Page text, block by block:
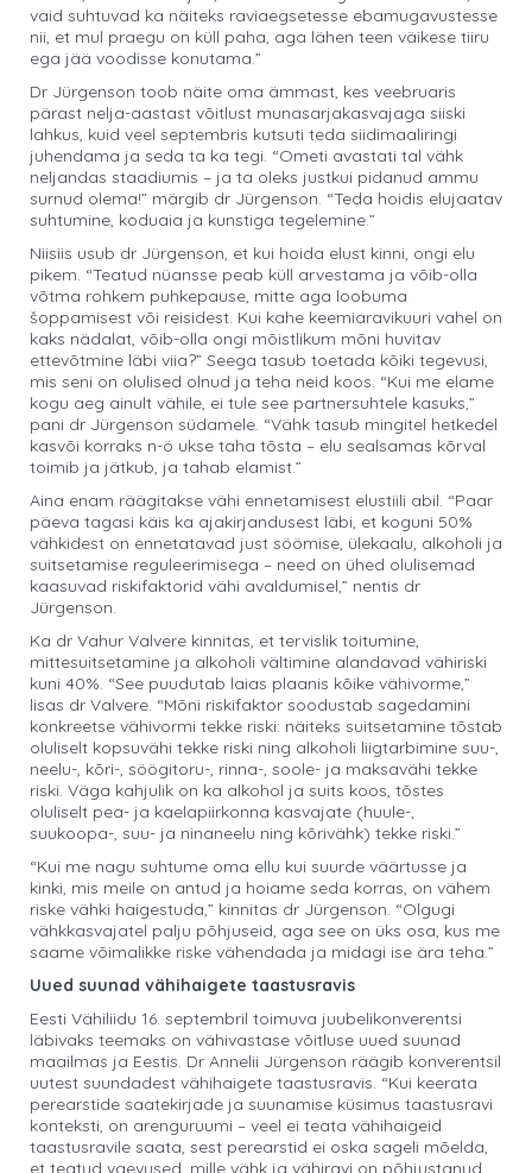
vaid suhtuvad ka näiteks raviaegsetesse ebamugavustesse
nii, et mul praegu on küll paha, aga lähen teen väikese tiiru
ega jää voodisse konutama.”
Dr Jürgenson toob näite oma ämmast, kes veebruaris
pärast nelja-aastast võitlust munasarjakasvajaga siiski
lahkus, kuid veel septembris kutsuti teda siidimaaliringi
juhendama ja seda ta ka tegi. “Ometi avastati tal vähk
neljandas staadiumis – ja ta oleks justkui pidanud ammu
surnud olema!” märgib dr Jürgenson. “Teda hoidis elujaatav
suhtumine, koduaia ja kunstiga tegelemine.”
Niisiis usub dr Jürgenson, et kui hoida elust kinni, ongi elu
pikem. “Teatud nüansse peab küll arvestama ja võib-olla
võtma rohkem puhkepause, mitte aga loobuma
šoppamisest või reisidest. Kui kahe keemiaravikuuri vahel on
kaks nädalat, võib-olla ongi mõistlikum mõni huvitav
ettevõtmine läbi viia?” Seega tasub toetada kõiki tegevusi,
mis seni on olulised olnud ja teha neid koos. “Kui me elame
kogu aeg ainult vähile, ei tule see partnersuhtele kasuks,”
pani dr Jürgenson südamele. “Vähk tasub mingitel hetkedel
kasvõi korraks n-ö ukse taha tõsta – elu sealsamas kõrval
toimib ja jätkub, ja tahab elamist.”
Aina enam räägitakse vähi ennetamisest elustiili abil. “Paar
päeva tagasi käis ka ajakirjandusest läbi, et koguni 50%
vähkidest on ennetatavad just söömise, ülekaalu, alkoholi ja
suitsetamise reguleerimisega – need on ühed olulisemad
kaasuvad riskifaktorid vähi avaldumisel,” nentis dr
Jürgenson.
Ka dr Vahur Valvere kinnitas, et tervislik toitumine,
mittesuitsetamine ja alkoholi vältimine alandavad vähiriski
kuni 40%. “See puudutab laias plaanis kõike vähivorme,”
lisas dr Valvere. “Mõni riskifaktor soodustab sagedamini
konkreetse vähivormi tekke riski: näiteks suitsetamine tõstab
oluliselt kopsuvähi tekke riski ning alkoholi liigtarbimine suu-,
neelu-, kõri-, söögitoru-, rinna-, soole- ja maksavähi tekke
riski. Väga kahjulik on ka alkohol ja suits koos, tõstes
oluliselt pea- ja kaelapiirkonna kasvajate (huule-,
suukoopa-, suu- ja ninaneelu ning kõrivähk) tekke riski.”
“Kui me nagu suhtume oma ellu kui suurde väärtusse ja
kinki, mis meile on antud ja hoiame seda korras, on vähem
riske vähki haigestuda,” kinnitas dr Jürgenson. “Olgugi
vähkkasvajatel palju põhjuseid, aga see on üks osa, kus me
saame võimalikke riske vähendada ja midagi ise ära teha.”
Uued suunad vähihaigete taastusravis
Eesti Vähiliidu 16. septembril toimuva juubelikonverentsi
läbivaks teemaks on vähivastase võitluse uued suunad
maailmas ja Eestis. Dr Annelii Jürgenson räägib konverentsil
uutest suundadest vähihaigete taastusravis. “Kui keerata
perearstide saatekirjade ja suunamise küsimus taastusravi
konteksti, on arenguruumi – veel ei teata vähihaigeid
taastusravile saata, sest perearstid ei oska sageli mõelda,
et teatud vaevused, mille vähk ja vähiravi on põhjustanud,